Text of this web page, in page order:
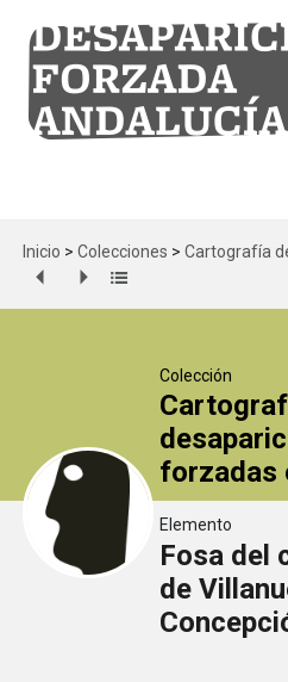
Inicio > Colecciones > Cartografía
Colección
forzadas
Elemento
Fosa del
de